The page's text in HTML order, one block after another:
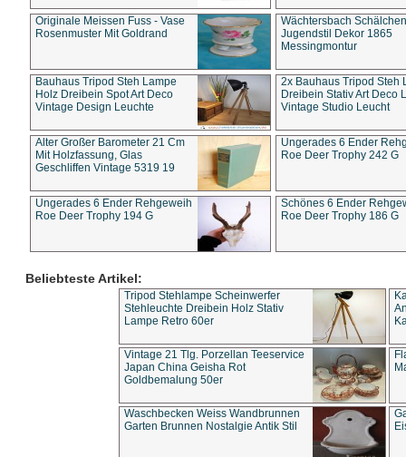
Originale Meissen Fuss - Vase
Rosenmuster Mit Goldrand
Wächtersbach Schälchen
Jugendstil Dekor 1865
Messingmontur
Bauhaus Tripod Steh Lampe
Holz Dreibein Spot Art Deco
Vintage Design Leuchte
2x Bauhaus Tripod Steh
Dreibein Stativ Art Deco
Vintage Studio Leucht
Alter Großer Barometer 21 Cm
Mit Holzfassung, Glas
Geschliffen Vintage 5319 19
Ungerades 6 Ender
Roe Deer Trophy 242 G
Ungerades 6 Ender Rehgeweih
Roe Deer Trophy 194 G
Schönes 6 Ender
Roe Deer Trophy 186 G
Beliebteste Artikel:
Tripod Stehlampe Scheinwerfer
Stehleuchte Dreibein Holz Stativ
Lampe Retro 60er
Vintage 21 Tlg. Porzellan Teeservice
Japan China Geisha Rot
Goldbemalung 50er
Waschbecken Weiss Wandbrunnen
Garten Brunnen Nostalgie Antik Stil